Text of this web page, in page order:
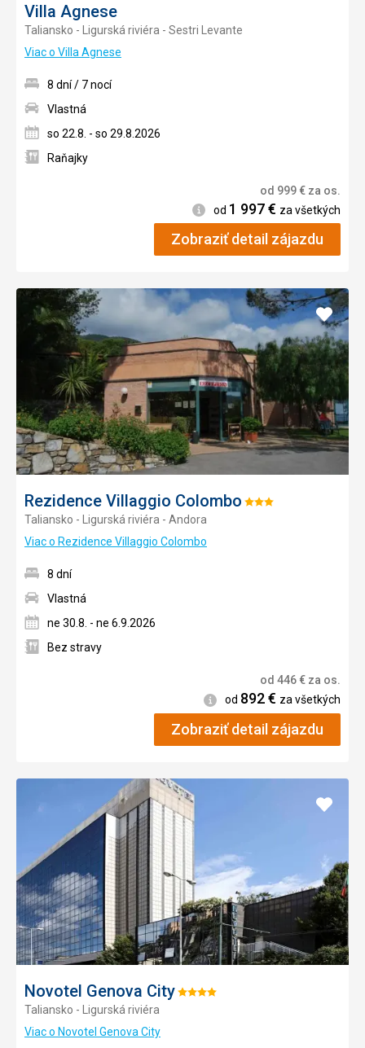
Villa Agnese
Taliansko - Ligurská riviéra - Sestri Levante
Viac o Villa Agnese
8 dní / 7 nocí
Vlastná
so 22.8. - so 29.8.2026
Raňajky
od 999€ za os.
Informácie
od 1 997€ za všetkých
Zobraziť detail zájazdu
Rezidence Villaggio Colombo Hodnotenie:
Taliansko - Ligurská riviéra - Andora
Viac o Rezidence Villaggio Colombo
Pridať
do
8 dní
Vlastná
ne 30.8. - ne 6.9.2026
Bez stravy
od 446€ za os.
Informácie
od 892€ za všetkých
Zobraziť detail zájazdu
Novotel Genova CityHodnotenie:
Taliansko - Ligurská riviéra
Viac o Novotel Genova City
Pridať